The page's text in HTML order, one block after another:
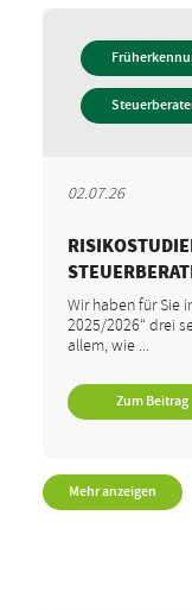
02.07.26
Wir haben für Sie
2025/2026“ drei
allem, wie ...
Zum Beitrag
Mehr anzeigen